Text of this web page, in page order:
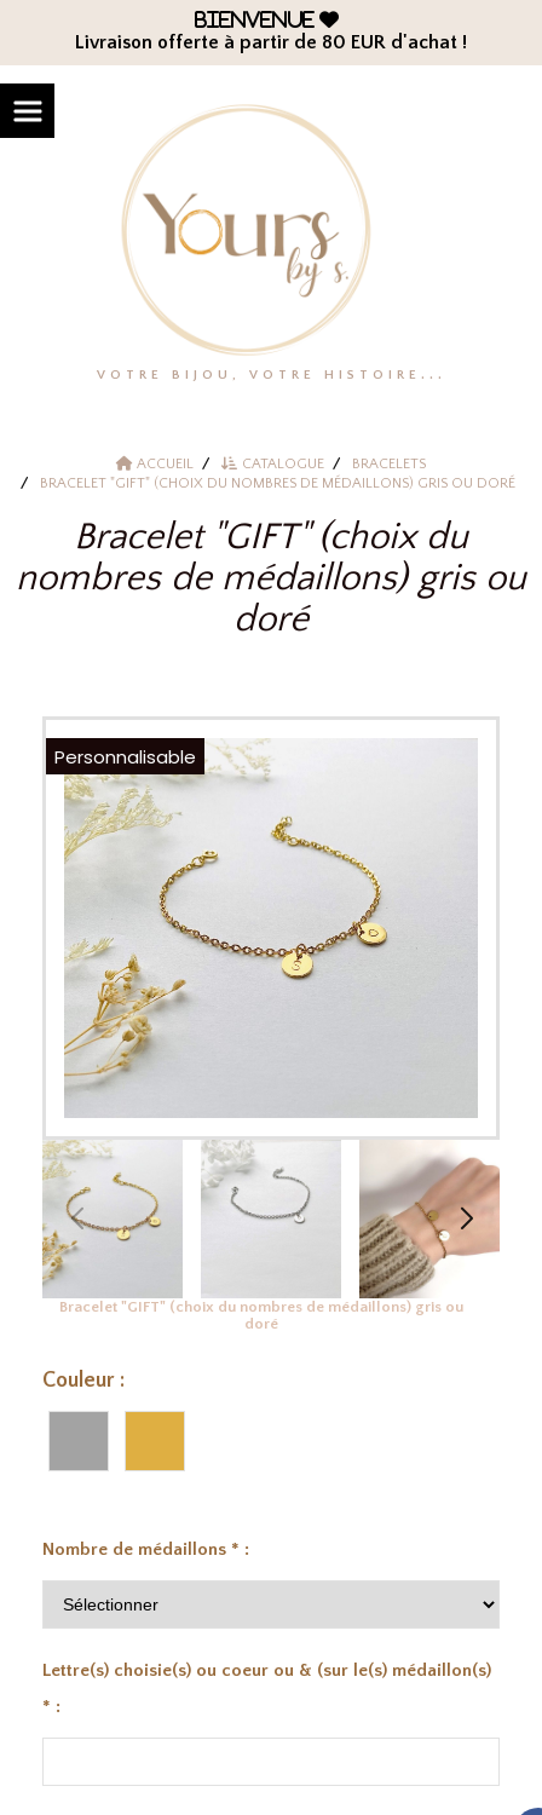
Bienvenue 
Livraison offerte à partir de 80 EUR d'achat !
VOTRE BIJOU, VOTRE HISTOIRE...
ACCUEIL CATALOGUE
BRACELETS
BRACELET "GIFT" (CHOIX DU NOMBRES DE MÉDAILLONS) GRIS OU DORÉ
Bracelet "GIFT" (choix du
nombres de médaillons) gris ou
doré
Personnalisable
Bracelet "GIFT" (choix du nombres de médaillons) gris ou
doré
Couleur :
Nombre de médaillons * :
Lettre(s) choisie(s) ou coeur ou & (sur le(s) médaillon(s)
* :
Panneau de gestion des cookies